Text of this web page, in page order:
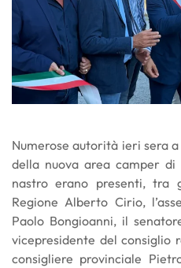
Numerose autorità ieri sera
della nuova area camper di
nastro erano presenti, tra
Regione Alberto Cirio,
Paolo Bongioanni, il
vicepresidente del consiglio
consigliere provinciale